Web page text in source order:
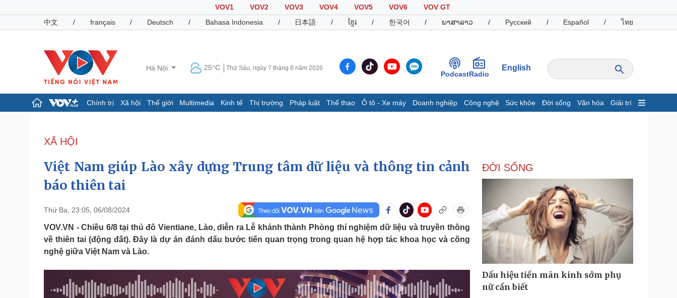
VOV1 VOV2 VOV3 VOV4 VOV5 VOV6
VOV GT
中文
/ français / Deutsch / Bahasa Indonesia / 日本語 / ខ្មែរ / 한국어 / ພາສາລາວ / Русский / Español / ไทย
Hà Nội 25°C Thứ Sáu, ngày 7 tháng 8 năm 2026
PodcastRadio
English
Chính trị Xã hội Thế giới Multimedia Kinh tế Thị trường Pháp luật Thể thao Ô tô - Xe máy Doanh nghiệp Công nghệ Sức khỏe Đời sống Văn hóa Giải trí
Đảng
Tổ chức nhân sự
Nhận diện sự thật
Dấu ấn VOV
Infographic
Giá cà phê
Pháp luật
Tin nóng
Tư vấn luật
Việt Nam
Phân tích
Thể thao
Lịch thi đấu bóng đá
Thế giới thể thao
Ô tô - Xe máy
Xe máy
Tư vấn
Doanh nghiệp
Thông tin doanh nghiệp
Doanh nghiệp 24h
Doanh nhân
Vì cộng đồng
Công nghệ
Sành điệu
Tin Công nghệ
Trải nghiệm
Chuyển đổi số
Sức khỏe
Dinh dưỡng - món ngon
Đời sống
Nhà đẹp
Văn hóa
Sân khấu - Điện ảnh
Giải trí
Nghệ sĩ
Tư vấn
Podcast
XÃ HỘI
Việt Nam giúp Lào xây dựng Trung tâm dữ liệu và thông tin cảnh
báo thiên tai
Thứ Ba, 23:05, 06/08/2024
VOV.VN - Chiều 6/8 tại thủ đô Vientiane, Lào, diễn ra Lễ khánh thành Phòng thí nghiệm dữ liệu và truyền thông
về thiên tai (động đất). Đây là dự án đánh dấu bước tiến quan trọng trong quan hệ hợp tác khoa học và công
nghệ giữa Việt Nam và Lào.
ĐỜI SỐNG
Dấu hiệu tiền mãn kinh sớm phụ
nữ cần biết